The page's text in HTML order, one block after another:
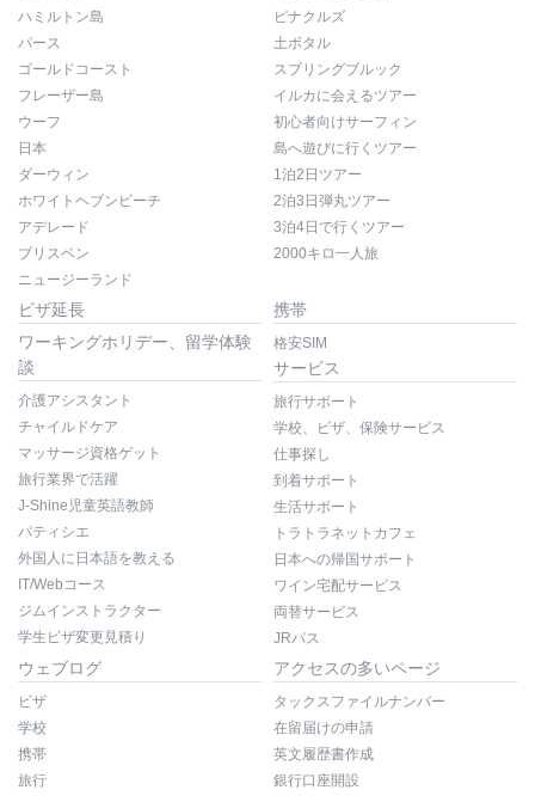
ハミルトン島
パース
ゴールドコースト
フレーザー島
ウーフ
日本
ダーウィン
ホワイトヘブンビーチ
アデレード
ブリスベン
ニュージーランド
ピナクルズ
土ボタル
スプリングブルック
イルカに会えるツアー
初心者向けサーフィン
島へ遊びに行くツアー
1泊2日ツアー
2泊3日弾丸ツアー
3泊4日で行くツアー
2000キロ一人旅
ビザ延長
ワーキングホリデー、留学体験
談
介護アシスタント
チャイルドケア
マッサージ資格ゲット
旅行業界で活躍
J-Shine児童英語教師
パティシエ
外国人に日本語を教える
IT/Webコース
ジムインストラクター
学生ビザ変更見積り
携帯
格安SIM
サービス
旅行サポート
学校、ビザ、保険サービス
仕事探し
到着サポート
生活サポート
トラトラネットカフェ
日本への帰国サポート
ワイン宅配サービス
両替サービス
JRパス
ウェブログ
ビザ
学校
携帯
旅行
アクセスの多いページ
タックスファイルナンバー
在留届けの申請
英文履歴書作成
銀行口座開設